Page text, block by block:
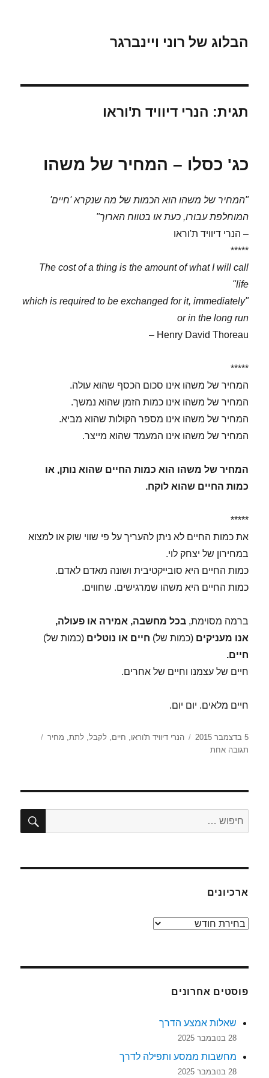
הבלוג של רוני ויינברגר
תגית: הנרי דיוויד ת'וראו
כג' כסלו – המחיר של משהו
"המחיר של משהו הוא הכמות של מה שנקרא 'חיים'
המוחלפת עבורו, כעת או בטווח הארוך"
– הנרי דיוויד ת'וראו
*****
The cost of a thing is the amount of what I will call
life"
"which is required to be exchanged for it, immediately
or in the long run
Henry David Thoreau –
*****
המחיר של משהו אינו סכום הכסף שהוא עולה.
המחיר של משהו אינו כמות הזמן שהוא נמשך.
המחיר של משהו אינו מספר הקולות שהוא מביא.
המחיר של משהו אינו המעמד שהוא מייצר.
המחיר של משהו הוא כמות החיים שהוא נותן, או
כמות החיים שהוא לוקח.
*****
את כמות החיים לא ניתן להעריך על פי שווי שוק או למצוא
במחירון של יצחק לוי.
כמות החיים היא סובייקטיבית ושונה מאדם לאדם.
כמות החיים היא משהו שמרגישים. שחווים.
ברמה מסוימת,בכל מחשבה, אמירה או פעולה,
אנו מעניקים(כמות של) חיים או נוטלים(כמות של)
חיים.
חיים של עצמנו וחיים של אחרים.
חיים מלאים. יום יום.
פורסם
בתאריך
5 בדצמבר 2015 תגיות
הנרי דיוויד ת'וראו, חיים,לקבל,לתת, מחיר
תגובה אחתעל
של
משהו
חפש:
ארכיונים
ארכיונים
פוסטים אחרונים
שאלות אמצע הדרך
28 בנובמבר 2025
מחשבות ממסע ותפילה לדרך
28 בנובמבר 2025